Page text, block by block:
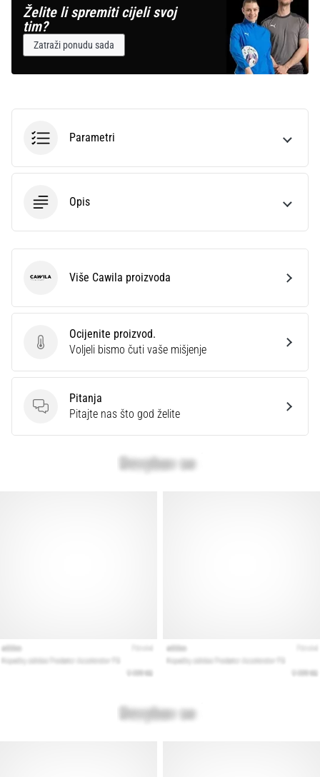
Želite li spremiti cijeli svoj
tim?
Zatraži ponudu sada
Parametri
Opis
Ocijenite proizvod.
Ocijenite proizvod.
Voljeli bismo čuti vaše mišjenje
Pitanja
Pitanja
Pitajte nas što god želite
Cawila Više Cawila proizvoda